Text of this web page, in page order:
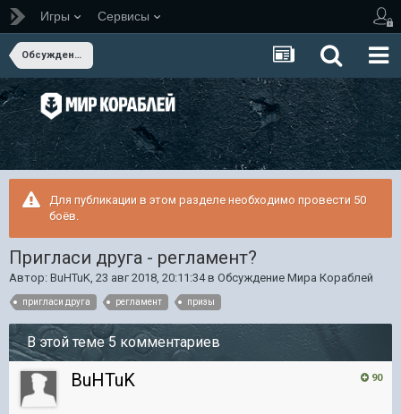
Игры Сервисы
Обсуждение Мира Кораблей
Для публикации в этом разделе необходимо провести 50
боёв.
Пригласи друга - регламент?
Автор: BuHTuK, 23 авг 2018, 20:11:34в Обсуждение Мира Кораблей
пригласи друга регламент призы
В этой теме 5 комментариев
90
BuHTuK